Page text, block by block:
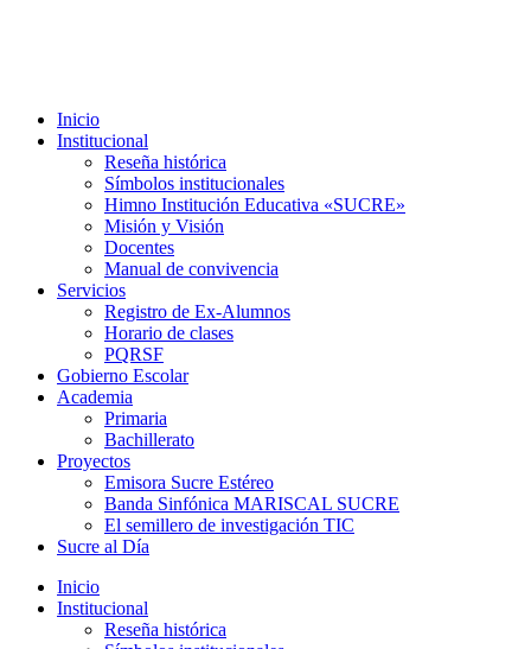
Inicio
Institucional
Reseña histórica
Símbolos institucionales
Himno Institución Educativa «SUCRE»
Misión y Visión
Docentes
Manual de convivencia
Servicios
Registro de Ex-Alumnos
Horario de clases
PQRSF
Gobierno Escolar
Academia
Primaria
Bachillerato
Proyectos
Emisora Sucre Estéreo
Banda Sinfónica MARISCAL SUCRE
El semillero de investigación TIC
Sucre al Día
Inicio
Institucional
Reseña histórica